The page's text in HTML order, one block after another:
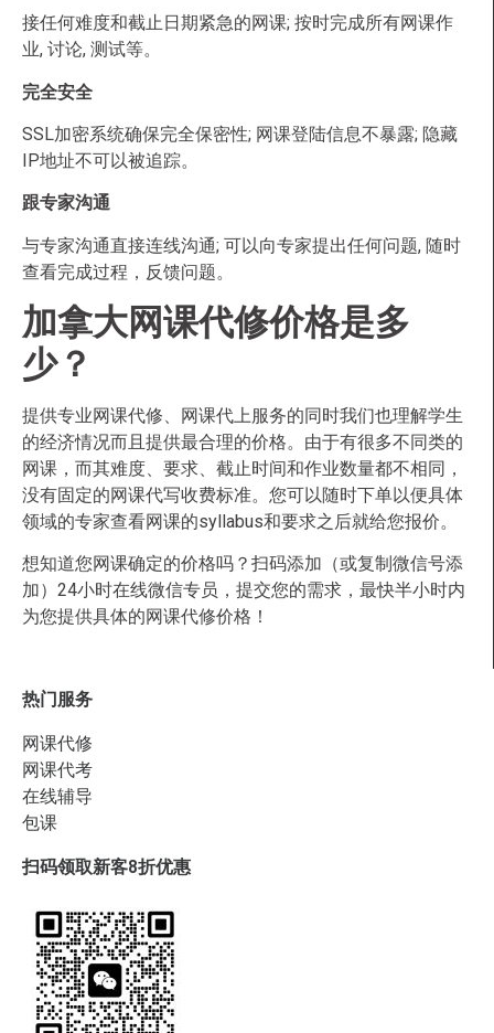
接任何难度和截止日期紧急的网课; 按时完成所有网课作
业, 讨论, 测试等。
完全安全
SSL加密系统确保完全保密性; 网课登陆信息不暴露; 隐藏
IP地址不可以被追踪。
跟专家沟通
与专家沟通直接连线沟通; 可以向专家提出任何问题, 随时
查看完成过程，反馈问题。
加拿大网课代修价格是多
少？
提供专业网课代修、网课代上服务的同时我们也理解学生
的经济情况而且提供最合理的价格。由于有很多不同类的
网课，而其难度、要求、截止时间和作业数量都不相同，
没有固定的网课代写收费标准。您可以随时下单以便具体
领域的专家查看网课的syllabus和要求之后就给您报价。
想知道您网课确定的价格吗？扫码添加（或复制微信号添
加）24小时在线微信专员，提交您的需求，最快半小时内
为您提供具体的网课代修价格！
热门服务
网课代修
网课代考
在线辅导
包课
扫码领取新客8折优惠